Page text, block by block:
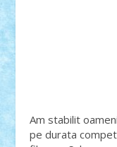
Am stabilit
pe durata